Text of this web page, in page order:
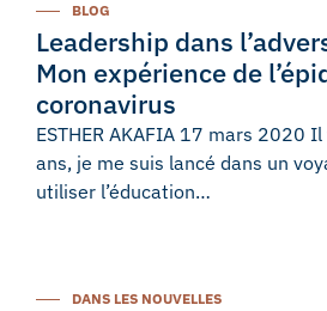
BLOG
Leadership dans
Mon expérience de
coronavirus
ESTHER AKAFIA 17 mars 2020
ans, je me suis lancé dans un
utiliser l’éducation…
DANS LES NOUVELLES